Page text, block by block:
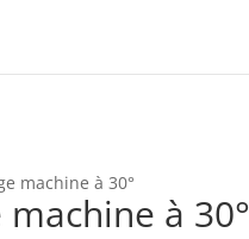
machine à 30°
machine à 30°